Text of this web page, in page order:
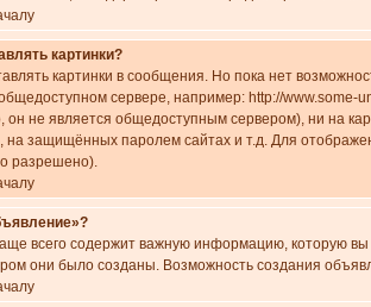
картинки?
картинки в сообщения. Но пока нет
сервере, например: http://www.some-
он не является общедоступным сервером), ни на
на защищённых паролем сайтах и т.д. Для
разрешено).
всего содержит важную информацию, которую вы
они было созданы. Возможность создания